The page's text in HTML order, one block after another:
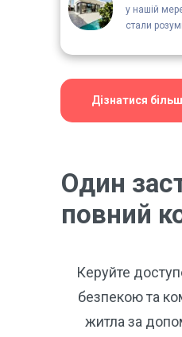
у нашій
стали
Дізнатися
Керуйте
безпекою та
житла за
Один
повний